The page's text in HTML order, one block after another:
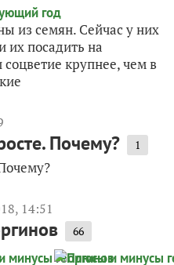
из семян. Сейчас у них
их посадить на
крупнее, чем в
Почему? 1
14:51
66